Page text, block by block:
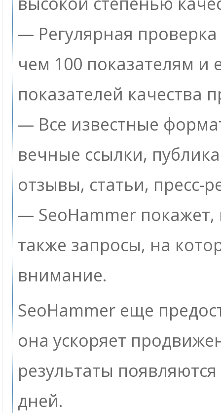
— Регулярная
чем 100 показателям и
показателей качества
— Все известные
вечные ссылки,
отзывы, статьи, пресс-
— SeoHammer покажет,
также запросы, на
внимание.
SeoHammer еще
она ускоряет
результаты
дней.